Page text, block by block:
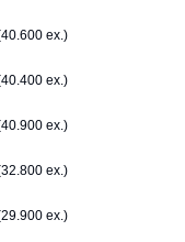
ex.)
ex.)
ex.)
ex.)
ex.)